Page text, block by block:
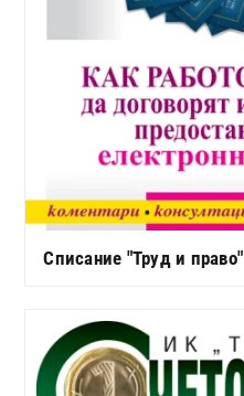
Списание "Труд и право"